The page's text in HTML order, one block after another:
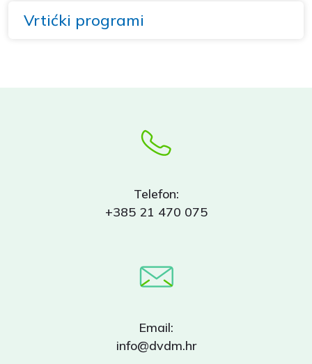
Vrtićki programi
Telefon:
+385 21 470 075
Email:
info@dvdm.hr